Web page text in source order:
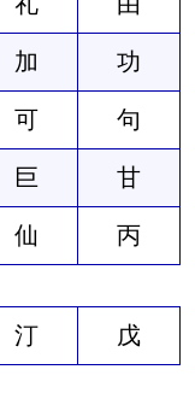
加 功
可 句
巨 甘
仙 丙
汀 戊